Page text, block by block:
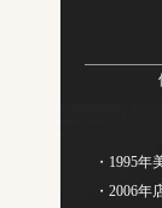
・1995
・2006年